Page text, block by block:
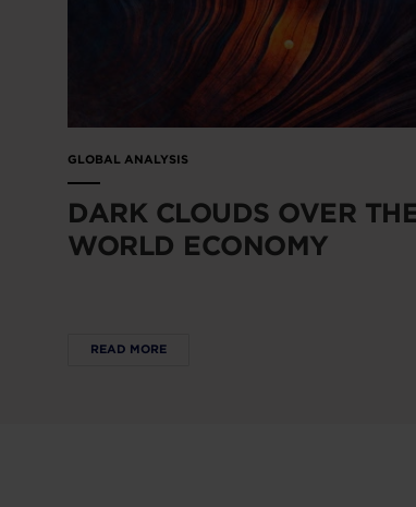
GLOBAL ANALYSIS
DARK CLOUDS OVER
WORLD ECONOMY
READ MORE